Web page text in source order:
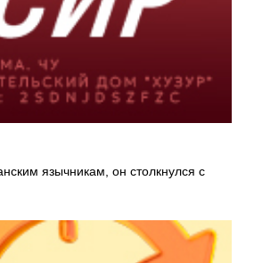
язычникам, он столкнулся с